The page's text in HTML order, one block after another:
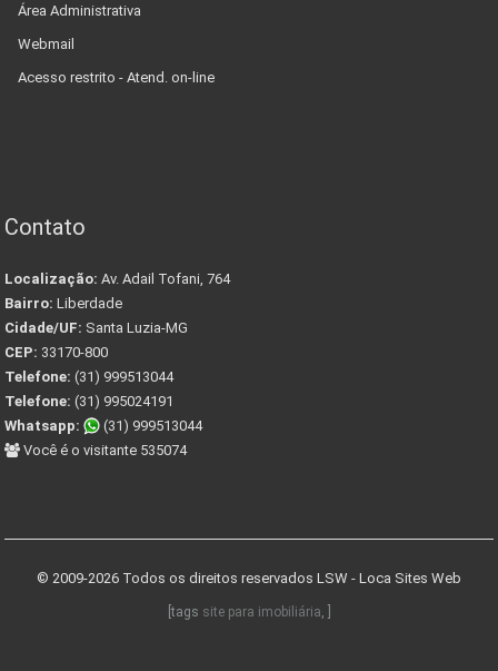
Área Administrativa
Webmail
Acesso restrito - Atend. on-line
Contato
Localização: Av. Adail Tofani, 764
Bairro: Liberdade
Cidade/UF: Santa Luzia-MG
CEP: 33170-800
Telefone: (31) 999513044
Telefone: (31) 995024191
Whatsapp:
(31) 999513044
Você é o visitante 535074
© 2009-2026 Todos os direitos reservados LSW - Loca Sites Web
[tags site para imobiliária